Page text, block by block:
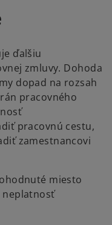
ďalšiu
zmluvy. Dohoda
dopad na rozsah
pracovného
pracovnú cestu,
zamestnancovi
miesto
neplatnosť